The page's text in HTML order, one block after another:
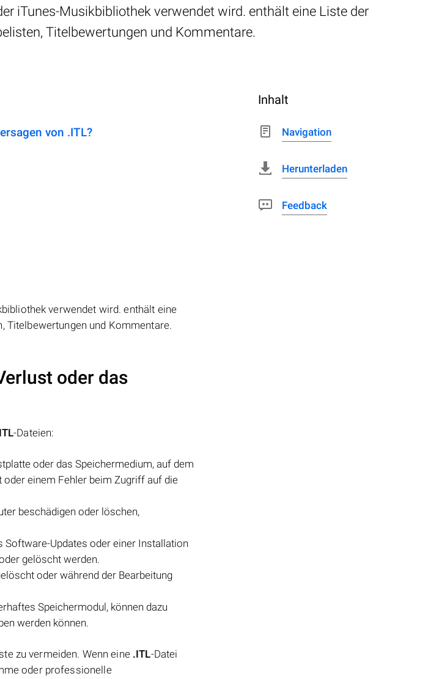
iTunes-Musikbibliothek verwendet wird. enthält eine Liste der
Titelbewertungen und Kommentare.
von .ITL?
verwendet wird. enthält eine
Titelbewertungen und Kommentare.
oder das
-Dateien:
oder das Speichermedium, auf dem
oder einem Fehler beim Zugriff auf die
beschädigen oder löschen,
Software-Updates oder einer Installation
gelöscht werden.
oder während der Bearbeitung
Speichermodul, können dazu
werden können.
zu vermeiden. Wenn eine .ITL-Datei
oder professionelle
Inhalt
Navigation
Herunterladen
Feedback